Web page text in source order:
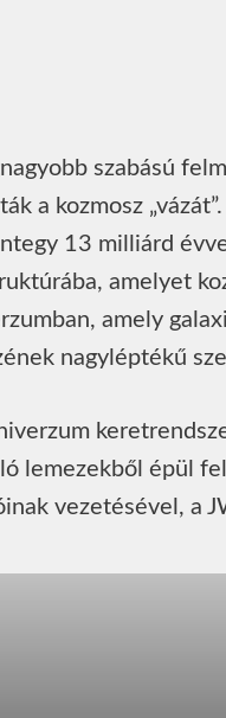
szabású
a kozmosz
13 milliárd
amelyet
amely
nagyléptékű
lemezekből épül
vezetésével, a